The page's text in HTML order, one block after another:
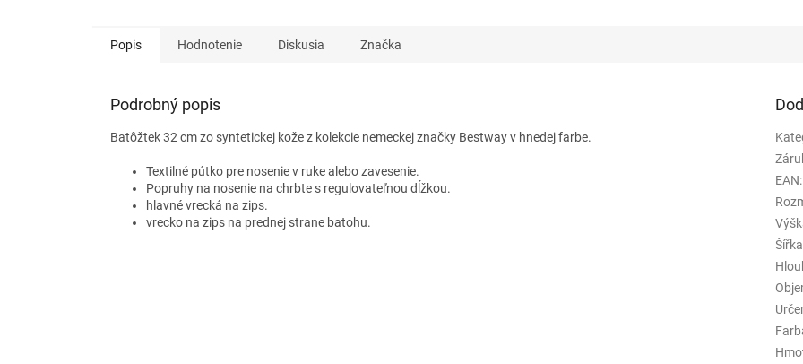
Popis Hodnotenie Diskusia Značka
Podrobný popis
Batôžtek 32 cm zo syntetickej kože z kolekcie nemeckej značky Bestway v hnedej farbe.
Textilné pútko pre nosenie v ruke alebo zavesenie.
Popruhy na nosenie na chrbte s regulovateľnou dĺžkou.
hlavné vrecká na zips.
vrecko na zips na prednej strane batohu.
EAN:
Šířka